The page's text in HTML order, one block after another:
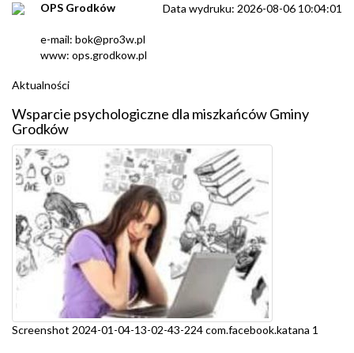
OPS Grodków
e-mail: bok@pro3w.pl
www: ops.grodkow.pl
Data wydruku: 2026-08-06 10:04:01
Aktualności
Wsparcie psychologiczne dla miszkańców Gminy
Grodków
Screenshot 2024-01-04-13-02-43-224 com.facebook.katana 1